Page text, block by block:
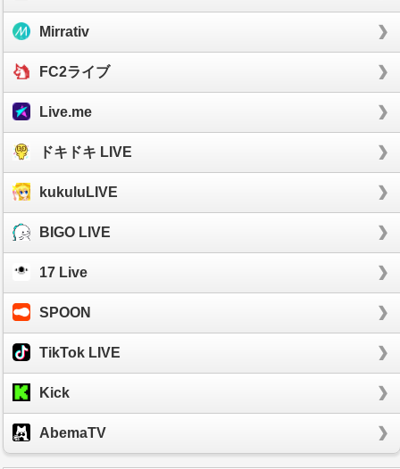
Mirrativ
FC2ライブ
Live.me
ドキドキ LIVE
kukuluLIVE
BIGO LIVE
17 Live
SPOON
TikTok LIVE
Kick
AbemaTV